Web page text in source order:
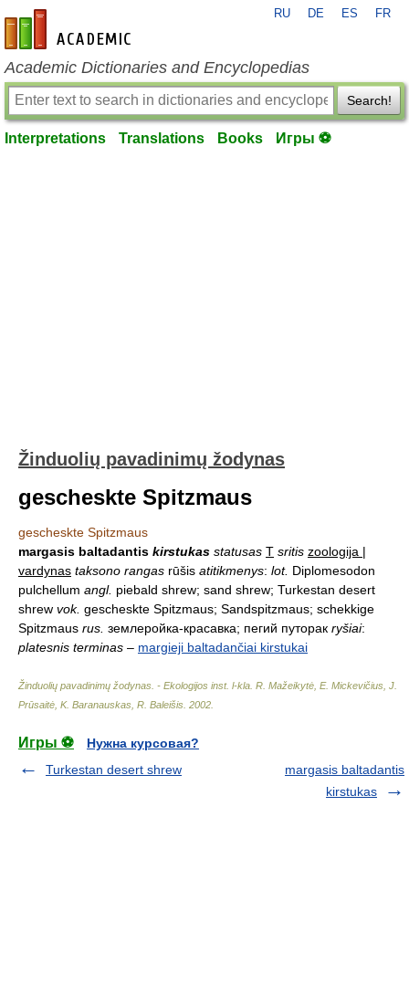
en-academic.com
RU DE ES FR
Academic Dictionaries and Encyclopedias
Search!
Interpretations Translations Books Игры ⚽
Žinduolių pavadinimų žodynas
gescheskte Spitzmaus
gescheskte Spitzmaus
margasis baltadantis kirstukas statusas T sritis zoologija |
vardynas taksono rangas rūšis atitikmenys: lot. Diplomesodon
pulchellum angl. piebald shrew; sand shrew; Turkestan desert
shrew vok. gescheskte Spitzmaus; Sandspitzmaus; schekkige
Spitzmaus rus. землеройка-красавка; пегий путорак ryšiai:
platesnis terminas – margieji baltadančiai kirstukai
Žinduolių pavadinimų žodynas. - Ekologijos inst. l-kla R. Mažeikytė, E. Mickevičius, J.
Prūsaitė, K. Baranauskas, R. Baleišis 2002
Игры ⚽
Нужна курсовая?
Turkestan desert shrew
margasis baltadantis
kirstukas